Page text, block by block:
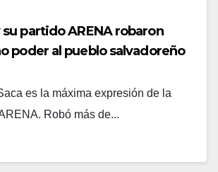
su partido ARENA robaron
poder al pueblo salvadoreño
es la máxima expresión de la
Robó más de...